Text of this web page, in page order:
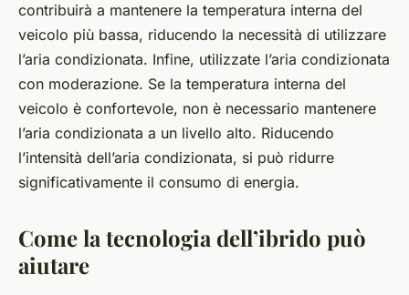
contribuirà a mantenere la temperatura interna del
veicolo più bassa, riducendo la necessità di utilizzare
l’aria condizionata. Infine, utilizzate l’aria condizionata
con moderazione. Se la temperatura interna del
veicolo è confortevole, non è necessario mantenere
l’aria condizionata a un livello alto. Riducendo
l’intensità dell’aria condizionata, si può ridurre
significativamente il consumo di energia.
Come la tecnologia dell’ibrido può
aiutare